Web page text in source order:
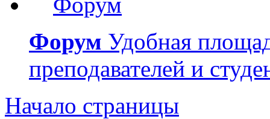
Форум Удобная
преподавателей и
Начало страницы